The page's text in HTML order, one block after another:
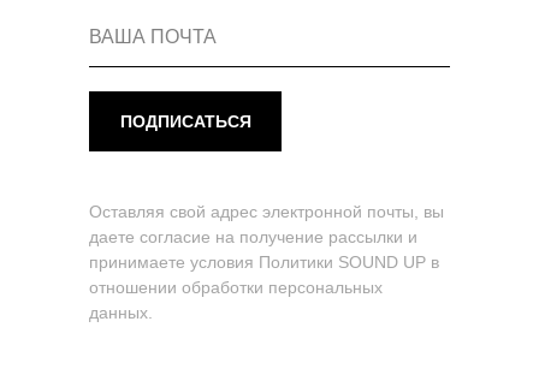
ПОДПИСАТЬСЯ
Оставляя свой адрес электронной почты, вы
даете согласие на получение рассылки и
принимаете условия Политики SOUND UP в
отношении обработки персональных
данных.